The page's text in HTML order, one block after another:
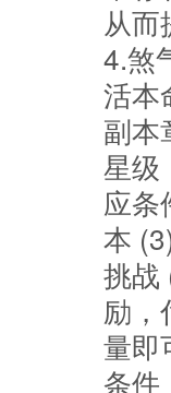
从
4.煞
活本
副本
星级
应条
本
挑战
励，
量即
条件